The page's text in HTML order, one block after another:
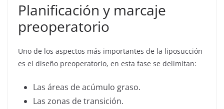
Planificación y marcaje
preoperatorio
Uno de los aspectos más importantes de la liposucción
es el diseño preoperatorio, en esta fase se delimitan:
Las áreas de acúmulo graso.
Las zonas de transición.